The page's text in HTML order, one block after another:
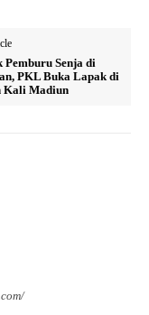
Pemburu Senja di
PKL Buka Lapak di
Kali Madiun